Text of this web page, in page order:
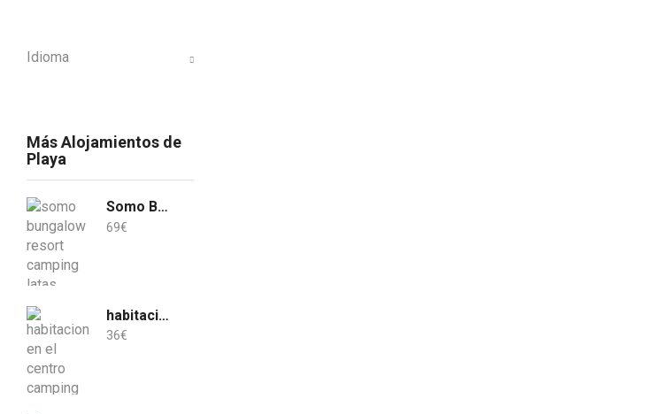
Idioma
Más Alojamientos de
Playa
Somo Bungalow Resort - Camping Latas
69€
habitación en el centro
36€